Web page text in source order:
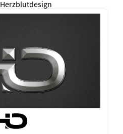
Herzblutdesign